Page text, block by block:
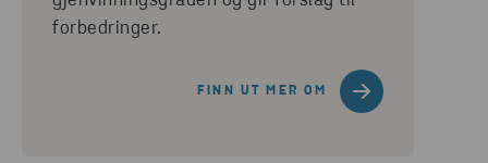
forbedringer.
FINN UT MER OM